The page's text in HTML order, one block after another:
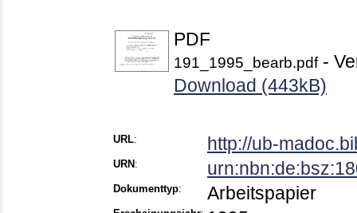
PDF
191_1995_bearb.pdf-
Download (443kB)
URL: http://ub-
URN :
Dokumenttyp: Arbeitspapier